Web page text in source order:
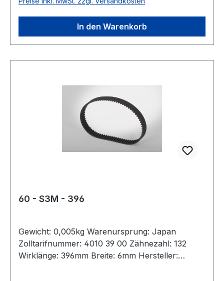
In den Warenkorb
60 - S3M - 396
Gewicht: 0,005kg Warenursprung: Japan
Zolltarifnummer: 4010 39 00 Zähnezahl: 132
Wirklänge: 396mm Breite: 6mm Hersteller: